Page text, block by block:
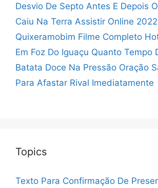
Desvio De Septo Antes E Depois
Caiu Na Terra Assistir Online 2022
Quixeramobim Filme Completo
Em Foz Do Iguaçu Quanto Tempo
Batata Doce Na Pressão Oração
Para Afastar Rival Imediatamente
Topics
Texto Para Confirmação De